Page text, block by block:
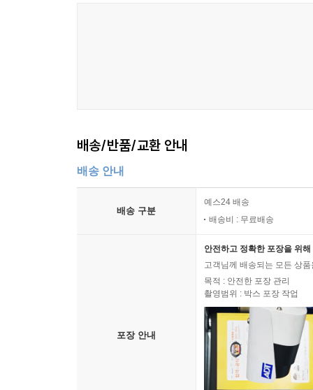
배송/반품/교환 안내
배송 안내
배송 구분
예스24 배송
배송비 : 무료배송
포장 안내
안전하고 정확한 포장을 위
고객님께 배송되는 모든 상
목적 : 안전한 포장 관리
촬영범위 : 박스 포장 작업